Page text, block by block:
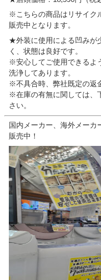
※こちらの商品はリサイク
販売中となります。
★外装に使用による凹みが
く、状態は良好です。
※安心してご使用できるよ
洗浄してあります。
※不具合時、弊社既定の返
※在庫の有無に関しては、
さい。
国内メーカー、海外メーカ
販売中！